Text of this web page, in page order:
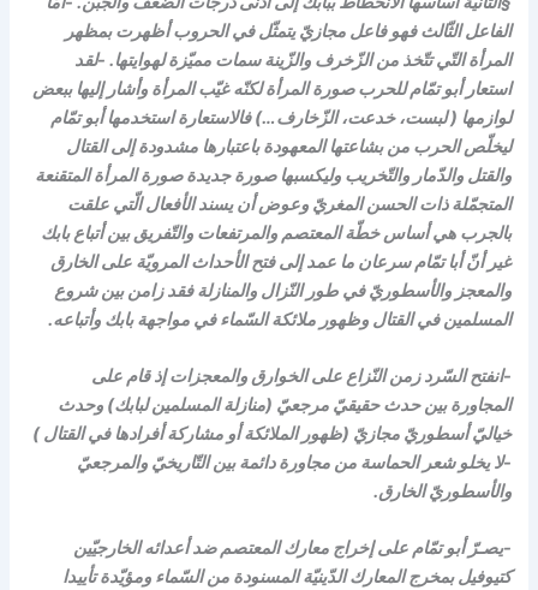
الفاعل الثّالث فهو فاعل مجازيّ يتمثّل في الحروب أظهرت بمظهر
المرأة التّي تتّخذ من الزّخرف والزّينة سمات مميّزة لهوايتها. -لقد
استعار أبو تمّام للحرب صورة المرأة لكنّه غيّب المرأة وأشار إليها ببعض
لوازمها ( لبست، خدعت، الزّخارف…) فالاستعارة استخدمها أبو تمّام
ليخلّص الحرب من بشاعتها المعهودة باعتبارها مشدودة إلى القتال
والقتل والدّمار والتّخريب وليكسبها صورة جديدة صورة المرأة المتقنعة
المتجمّلة ذات الحسن المغريّ وعوض أن يسند الأفعال الّتي علقت
بالجرب هي أساس خطّة المعتصم والمرتفعات والتّفريق بين أتباع بابك
غير أنّ أبا تمّام سرعان ما عمد إلى فتح الأحداث المرويّة على الخارق
والمعجز والأسطوريّ في طور النّزال والمنازلة فقد زامن بين شروع
المسلمين في القتال وظهور ملائكة السّماء في مواجهة بابك وأتباعه.
-انفتح السّرد زمن النّزاع على الخوارق والمعجزات إذ قام على
المجاورة بين حدث حقيقيّ مرجعيّ (منازلة المسلمين لبابك) وحدث
خياليّ أسطوريّ مجازيّ (ظهور الملائكة أو مشاركة أفرادها في القتال )
-لا يخلو شعر الحماسة من مجاورة دائمة بين التّاريخيّ والمرجعيّ
والأسطوريّ الخارق.
-يصـرّ أبو تمّام على إخراج معارك المعتصم ضد أعدائه الخارجيّين
كتيوفيل بمخرج المعارك الدّينيّة المسنودة من السّماء ومؤيّدة تأييدا